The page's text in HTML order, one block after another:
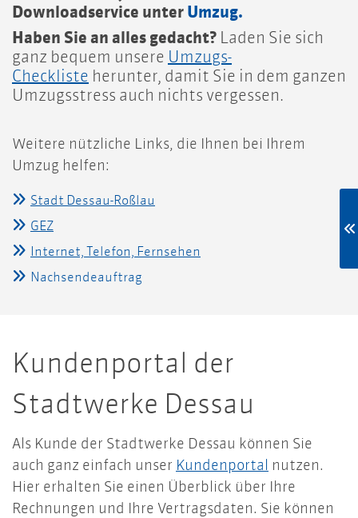
Downloadservice unterUmzug.
Haben Sie an alles gedacht? Laden Sie sich
ganz bequem unsere Umzugs-
Checkliste herunter, damit Sie in dem ganzen
Umzugsstress auch nichts vergessen.
Weitere nützliche Links, die Ihnen bei Ihrem
Umzug helfen:
Stadt Dessau-Roßlau
GEZ
Internet, Telefon, Fernsehen
Nachsendeauftrag
Kundenportal der
Stadtwerke Dessau
Als Kunde der Stadtwerke Dessau können Sie
auch ganz einfach unser Kundenportal nutzen.
Hier erhalten Sie einen Überblick über Ihre
Rechnungen und Ihre Vertragsdaten. Sie können